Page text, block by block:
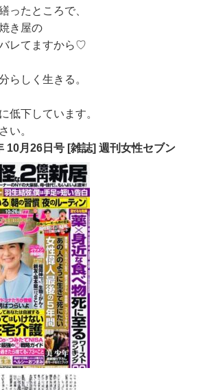
ったところで、
き屋の
レてますから♡
らしく生きる。
低下しています。
い。
10月26日号 [雑誌] 週刊女性セブン